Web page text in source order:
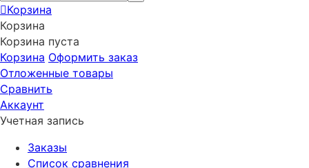
Корзина
Корзина
Корзина пуста
Корзина Оформить заказ
Отложенные товары
Сравнить
Аккаунт
Учетная запись
Заказы
Список сравнения